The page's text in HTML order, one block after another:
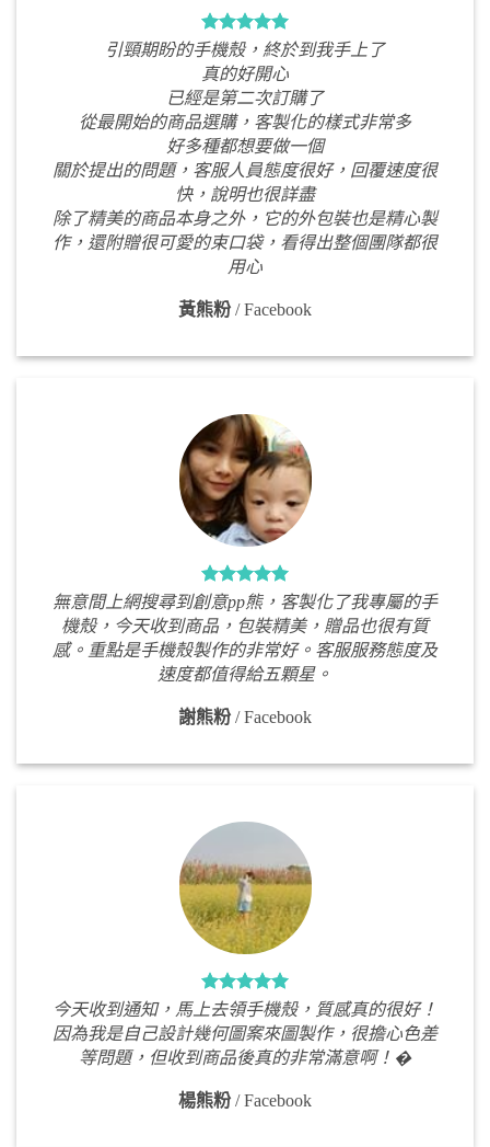
引頸期盼的手機殼，終於到我手上了
真的好開心
已經是第二次訂購了
從最開始的商品選購，客製化的樣式非常多
好多種都想要做一個
關於提出的問題，客服人員態度很好，回覆速度很
快，說明也很詳盡
除了精美的商品本身之外，它的外包裝也是精心製
作，還附贈很可愛的束口袋，看得出整個團隊都很
用心
黃熊粉 /Facebook
無意間上網搜尋到創意pp熊，客製化了我專屬的手
機殼，今天收到商品，包裝精美，贈品也很有質
感。重點是手機殼製作的非常好。客服服務態度及
速度都值得給五顆星。
謝熊粉 /Facebook
今天收到通知，馬上去領手機殼，質感真的很好！
因為我是自己設計幾何圖案來圖製作，很擔心色差
等問題，但收到商品後真的非常滿意啊！�
楊熊粉 /Facebook